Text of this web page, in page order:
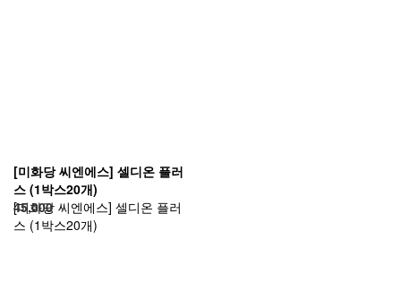
[미화당 씨엔에스] 셀디온 플러
스 (1박스20개)
[미화당 씨엔에스] 셀디온 플러
스 (1박스20개)
45,000